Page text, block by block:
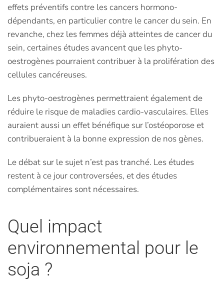
effets préventifs contre les cancers hormono-
dépendants, en particulier contre le cancer du sein. En
revanche, chez les femmes déjà atteintes de cancer du
sein, certaines études avancent que les phyto-
oestrogènes pourraient contribuer à la prolifération des
cellules cancéreuses.
Les phyto-oestrogènes permettraient également de
réduire le risque de maladies cardio-vasculaires. Elles
auraient aussi un effet bénéfique sur l’ostéoporose et
contribueraient à la bonne expression de nos gènes.
Le débat sur le sujet n’est pas tranché. Les études
restent à ce jour controversées, et des études
complémentaires sont nécessaires.
Quel impact
environnemental pour le
soja ?